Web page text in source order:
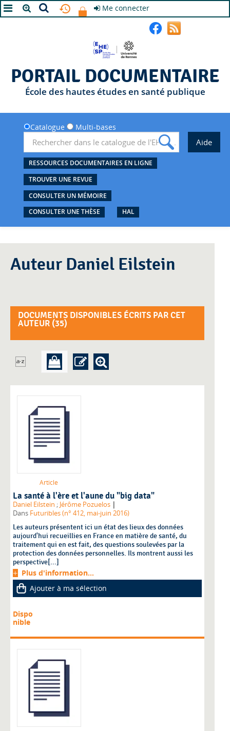
Me connecter
PORTAIL DOCUMENTAIRE
École des hautes études en santé publique
Catalogue Multi-bases
RESSOURCES DOCUMENTAIRES EN LIGNE
TROUVER UNE REVUE
CONSULTER UN MÉMOIRE
CONSULTER UNE THÈSE
HAL
Auteur Daniel Eilstein
DOCUMENTS DISPONIBLES ÉCRITS PAR CET
AUTEUR (35)
Article
La santé à l'ère et l'aune du "big data"
Daniel Eilstein ; Jérôme Pozuelos |
Dans Futuribles (n° 412, mai-juin 2016)
Les auteurs présentent ici un état des lieux des données
aujourd'hui recueillies en France en matière de santé, du
traitement qui en est fait, des questions soulevées par la
protection des données personnelles. Ils montrent aussi les
perspective[...]
Plus d'information...
Ajouter à ma sélection
Dispo
nible